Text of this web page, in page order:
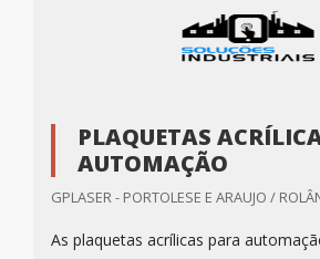
PLAQUETAS
AUTOMAÇÃO
GPLASER - PORTOLESE E ARAUJO /
As plaquetas acrílicas para